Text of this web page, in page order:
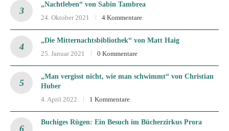
„Nachtleben“ von Sabin Tambrea
24. Oktober 2021
4 Kommentare
„Die Mitternachtsbibliothek“ von Matt Haig
25. Januar 2021
0 Kommentare
„Man vergisst nicht, wie man schwimmt“ von Christian
Huber
4. April 2022
1 Kommentare
Buchiges Rügen: Ein Besuch im Bücherzirkus Prora